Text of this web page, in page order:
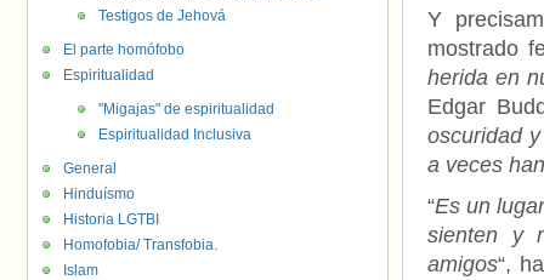
Y
mostrado
herida en
Edgar
oscuridad
a veces
“Es un
sienten y
amigos“,
Testigos de Jehová
El parte homófobo
Espiritualidad
"Migajas" de espiritualidad
Espiritualidad Inclusiva
General
Hinduísmo
Historia LGTBI
Homofobia/ Transfobia.
Islam